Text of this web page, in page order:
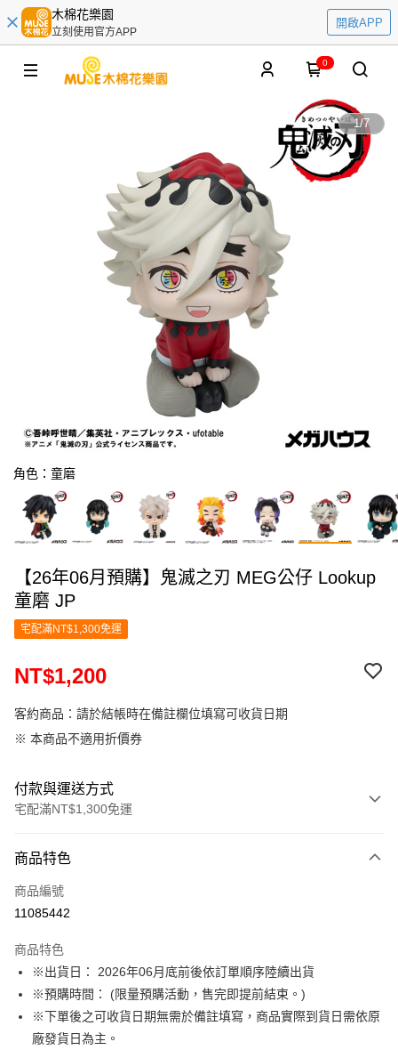
木棉花樂園
立刻使用官方APP
開啟APP
0
1/7
角色：童磨
【26年06月預購】鬼滅之刃 MEG公仔 Lookup
童磨 JP
宅配滿NT$1,300免運
NT$1,200
客約商品：請於結帳時在備註欄位填寫可收貨日期
※ 本商品不適用折價券
付款與運送方式
宅配滿NT$1,300免運
信用卡一次付款
LINE Pay
悠遊付
Google Pay
ATM付款
商品特色
商品編號
11085442
商品特色
※出貨日： 2026年06月底前後依訂單順序陸續出貨
※預購時間： (限量預購活動，售完即提前結束。)
※下單後之可收貨日期無需於備註填寫，商品實際到貨日需依原
廠發貨日為主。